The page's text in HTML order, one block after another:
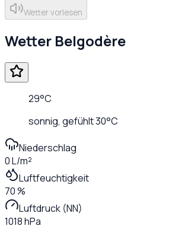
Wetter vorlesen
Wetter Belgodère
29°C
sonnig, gefühlt30°C
Niederschlag
0 L/m²
Luftfeuchtigkeit
70 %
Luftdruck (NN)
1018 hPa